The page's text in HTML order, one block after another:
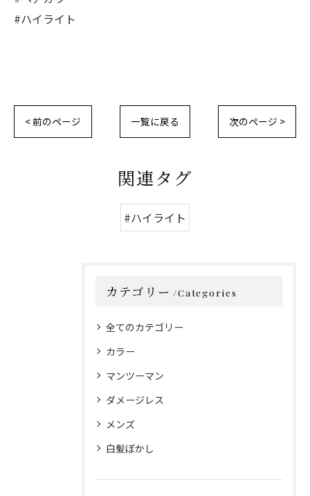
#ハイライト
< 前のページ 一覧に戻る 次のページ >
関連タグ
#ハイライト
カテゴリー Categories
全てのカテゴリー
カラー
マンツーマン
ダメージレス
メンズ
白髪ぼかし